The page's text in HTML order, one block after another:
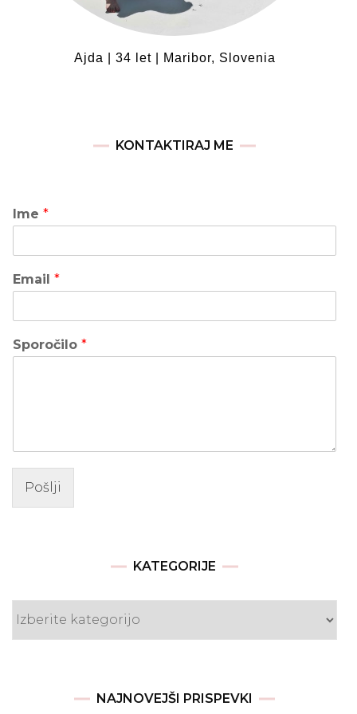
Ajda | 34 let | Maribor, Slovenia
KONTAKTIRAJ ME
Ime *
Email *
Sporočilo *
Pošlji
KATEGORIJE
NAJNOVEJŠI PRISPEVKI